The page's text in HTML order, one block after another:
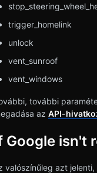
trigger_homelink
unlock
vent_sunroof
vent_windows
további
az API-
Google isn't
valószínűleg azt